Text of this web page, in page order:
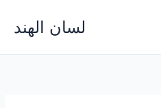
content
لسان الهند